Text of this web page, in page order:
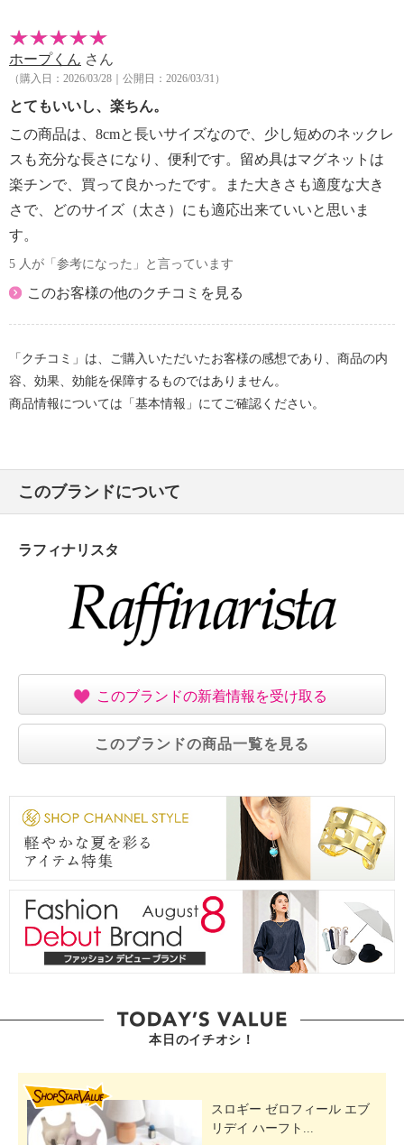
・金属アレルギーの方はご使用を避けてください。
・万が一高電圧機や電圧線を扱う場合は、必ずはずし
てください。
・磁気カードや磁気ディスクなど磁気記録物を扱う場
合は磁気部分に近づけないようにご注意ください。
・幼いお子様の手の届かないところに保管ください。
【その他】
・個体差あり
【原産国（地）】
・中国製
ホープくん さん
（購入日：2026/03/28｜公開日：2026/03/31）
とてもいいし、楽ちん。
この商品は、8cmと長いサイズなので、少し短めのネックレ
スも充分な長さになり、便利です。留め具はマグネットは
楽チンで、買って良かったです。また大きさも適度な大き
さで、どのサイズ（太さ）にも適応出来ていいと思いま
す。
5 人が「参考になった」と言っています
このお客様の他のクチコミを見る
「クチコミ」は、ご購入いただいたお客様の感想であり、商品の内
容、効果、効能を保障するものではありません。
商品情報については「基本情報」にてご確認ください。
このブランドについて
ラフィナリスタ
このブランドの新着情報を受け取る
このブランドの商品一覧を見る
本日のイチオシ！
スロギー ゼロフィール エブ
リデイ ハーフト...